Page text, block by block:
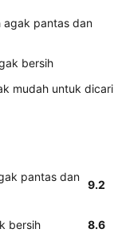
agak pantas dan
bersih
mudah untuk dicari
pantas dan
9.2
bersih 8.6